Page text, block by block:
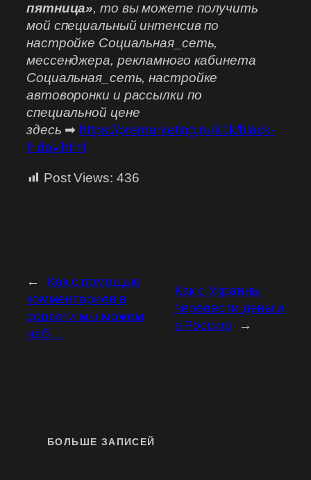
пятница», то вы можете получить
мой специальный интенсив по
настройке Социальная_сеть,
мессенджера, рекламного кабинета
Социальная_сеть, настройке
автоворонки и рассылки по
специальной цене
здесь ➡ https://premarketing.ru/k1k/black-
friday.html
Post Views: 436
←
Как с помощью
комментариев в
соцсети мы можем
наб…
Как с Украины
перевести деньги
в Россию
→
БОЛЬШЕ ЗАПИСЕЙ